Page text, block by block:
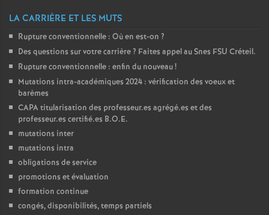
LA CARRIÈRE ET LES MUTS
Rupture conventionnelle : Où en est-on ?
Des questions sur votre carrière? Faites appel au Snes FSU Créteil.
Rupture conventionnelle : enfin du nouveau!
Mutations intra-académiques 2024 : vérification des voeux et
barèmes
CAPAtitularisation des professeur.es agrégé.es et des
professeur.es certifié.es B.O.E.
mutations inter
mutations intra
obligations de service
promotions et évaluation
formation continue
congés, disponibilités, temps partiels